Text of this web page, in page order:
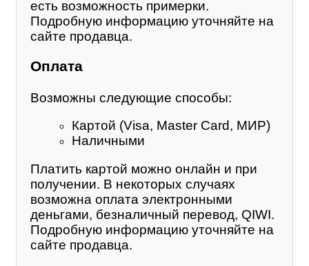
есть возможность примерки.
Подробную информацию уточняйте на
сайте продавца.
Оплата
Возможны следующие способы:
Картой (Visa, Master Card, МИР)
Наличными
Платить картой можно онлайн и при
получении. В некоторых случаях
возможна оплата электронными
деньгами, безналичный перевод, QIWI.
Подробную информацию уточняйте на
сайте продавца.